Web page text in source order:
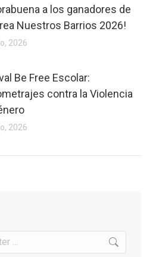
a los ganadores de
Nuestros Barrios 2026!
2026
Be Free Escolar:
contra la Violencia
2026